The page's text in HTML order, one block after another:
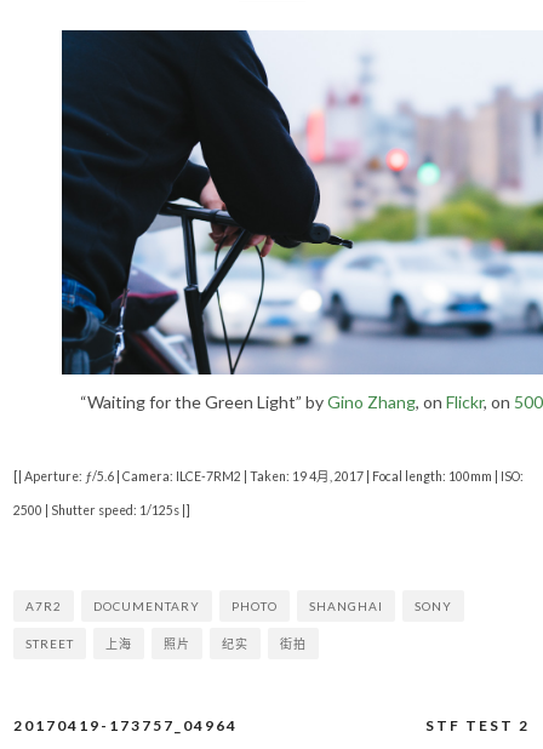
“Waiting for the Green Light” byGino Zhang, on Flickr, on
[| Aperture: ƒ/5.6 | Camera: ILCE-7RM2 | Taken: 19 4月, 2017 | Focal length: 100mm | ISO:
2500 | Shutter speed: 1/125s |]
A7R2 DOCUMENTARY PHOTO SHANGHAI SONY
STREET 上海 照片 纪实 街拍
文
STF TEST 2
20170419-173757_04964